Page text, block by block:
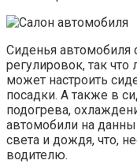
Сиденья автомобиля
регулировок, так
может настроить
посадки. А также в
подогрева,
автомобили на
света и дождя, что,
водителю.